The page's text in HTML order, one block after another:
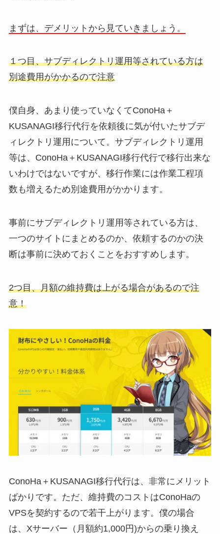
まずは、デメリットから見ていきましょう。
１つ目、サブディレクトリ運用等されている方は
別途費用がかかるので注意
僕自身、あまり使っていなくてConoHa＋
KUSANAGI移行代行を依頼後に気が付いたサブデ
ィレクトリ運用について。サブディレクトリ運用
等は、ConoHa＋KUSANAGI移行代行で移行出来な
いわけではないですが、移行作業には作業工程項
数も増えるため別途費用がかかります。
事前にサブディレクトリ運用等されている方は、
一つのサイトにまとめるのか、依頼するのかの決
断は事前に決めておくことをおすすめします。
2つ目、月額の維持費は上がる場合があるので注
意！
ConoHa＋KUSANAGI移行代行は、非常にメリット
ばかりです。ただ、維持費のコストはConoHaの
VPSを契約するので若干上がります。僕の場合
は、Xサーバー（月額約1,000円)からの乗り換え